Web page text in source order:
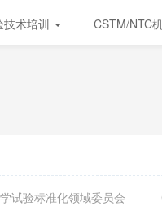
技术培训 CSTM/NTC
试验标准化领域委员会